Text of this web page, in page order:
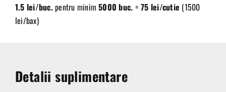
1.5 lei/buc.pentru minim5000 buc. =75 lei/cutie (1500
lei/bax)
Detalii suplimentare